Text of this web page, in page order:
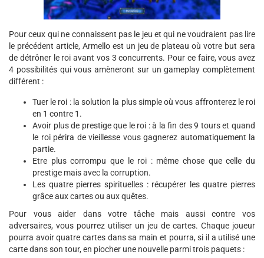
Pour ceux qui ne connaissent pas le jeu et qui ne voudraient pas lire
le précédent article, Armello est un jeu de plateau où votre but sera
de détrôner le roi avant vos 3 concurrents. Pour ce faire, vous avez
4 possibilités qui vous amèneront sur un gameplay complètement
différent :
Tuer le roi : la solution la plus simple où vous affronterez le roi
en 1 contre 1.
Avoir plus de prestige que le roi : à la fin des 9 tours et quand
le roi périra de vieillesse vous gagnerez automatiquement la
partie.
Etre plus corrompu que le roi : même chose que celle du
prestige mais avec la corruption.
Les quatre pierres spirituelles : récupérer les quatre pierres
grâce aux cartes ou aux quêtes.
Pour vous aider dans votre tâche mais aussi contre vos
adversaires, vous pourrez utiliser un jeu de cartes. Chaque joueur
pourra avoir quatre cartes dans sa main et pourra, si il a utilisé une
carte dans son tour, en piocher une nouvelle parmi trois paquets :